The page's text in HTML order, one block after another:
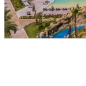
КОНТАКТИ